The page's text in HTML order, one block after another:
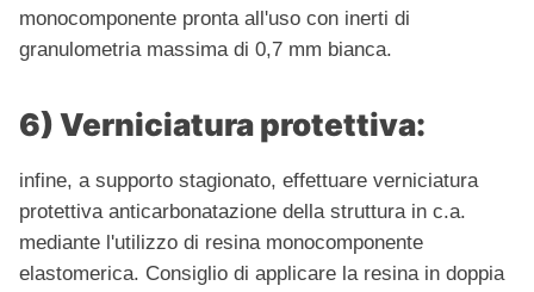
monocomponente pronta all'uso con inerti di
granulometria massima di 0,7 mm bianca.
6) Verniciatura protettiva:
infine, a supporto stagionato, effettuare verniciatura
protettiva anticarbonatazione della struttura in c.a.
mediante l'utilizzo di resina monocomponente
elastomerica. Consiglio di applicare la resina in doppia